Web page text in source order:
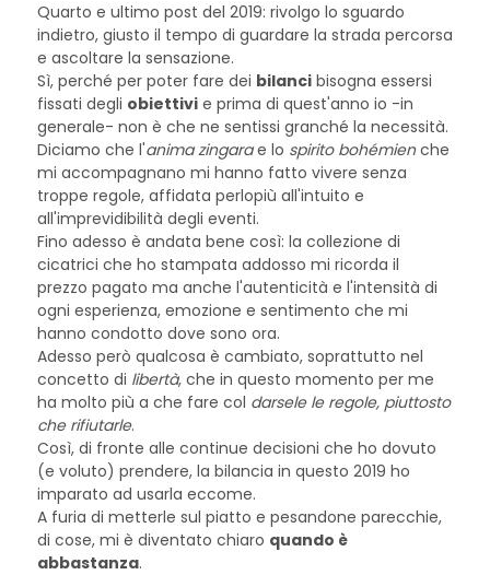
Quarto e ultimo post del 2019: rivolgo lo sguardo
indietro, giusto il tempo di guardare la strada percorsa
e ascoltare la sensazione.
Sì, perché per poter fare dei bilancibisogna essersi
fissati degli obiettivie prima di quest'anno io -in
generale- non è che ne sentissi granché la necessità.
Diciamo che l'anima zingarae lo spirito bohémienche
mi accompagnano mi hanno fatto vivere senza
troppe regole, affidata perlopiù all'intuito e
all'imprevidibilità degli eventi.
Fino adesso è andata bene così: la collezione di
cicatrici che ho stampata addosso mi ricorda il
prezzo pagato ma anche l'autenticità e l'intensità di
ogni esperienza, emozione e sentimento che mi
hanno condotto dove sono ora.
Adesso però qualcosa è cambiato, soprattutto nel
concetto di libertà, che in questo momento per me
ha molto più a che fare col darsele le regole, piuttosto
che rifiutarle.
Così, di fronte alle continue decisioni che ho dovuto
(e voluto) prendere, la bilancia in questo 2019 ho
imparato ad usarla eccome.
A furia di metterle sul piatto e pesandone parecchie,
di cose, mi è diventato chiaro quando è
abbastanza.